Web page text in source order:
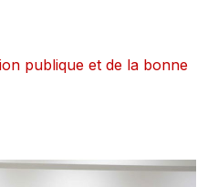
publique et de la bonne